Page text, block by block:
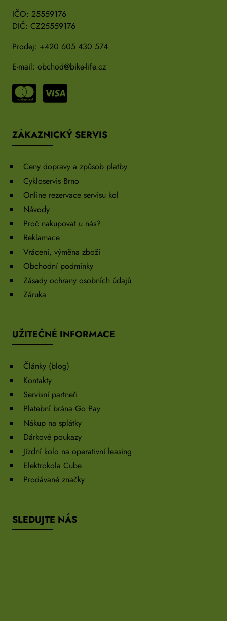
IČO: 25559176
DIČ: CZ25559176
Prodej: +420 605 430 574
E-mail: obchod@bike-life.cz
ZÁKAZNICKÝ SERVIS
Ceny dopravy a způsob platby
Cykloservis Brno
Online rezervace servisu kol
Návody
Proč nakupovat u nás?
Reklamace
Vrácení, výměna zboží
Obchodní podmínky
Zásady ochrany osobních údajů
Záruka
UŽITEČNÉ INFORMACE
Články (blog)
Kontakty
Servisní partneři
Platební brána Go Pay
Nákup na splátky
Dárkové poukazy
Jízdní kolo na operativní leasing
Elektrokola Cube
Prodávané značky
SLEDUJTE NÁS